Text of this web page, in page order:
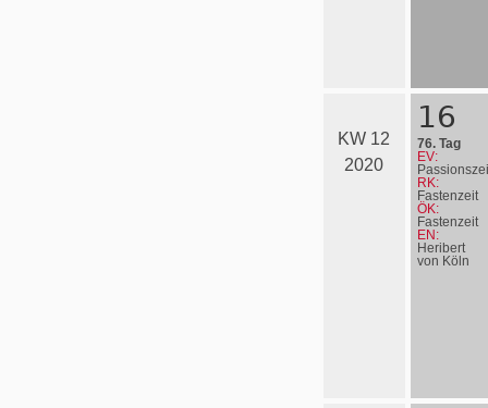
KW 12
2020
16
76. Tag
EV:
RK:
Fastenzeit
ÖK:
Fastenzeit
EN:
Heribert
von Köln